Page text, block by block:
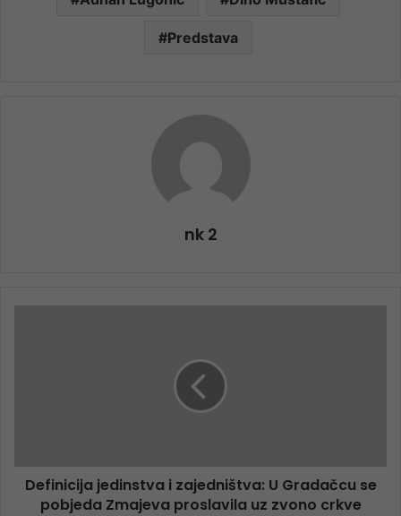
Predstava
nk 2
Definicija jedinstva i zajedništva: U Gradačcu se
pobjeda Zmajeva proslavila uz zvono crkve